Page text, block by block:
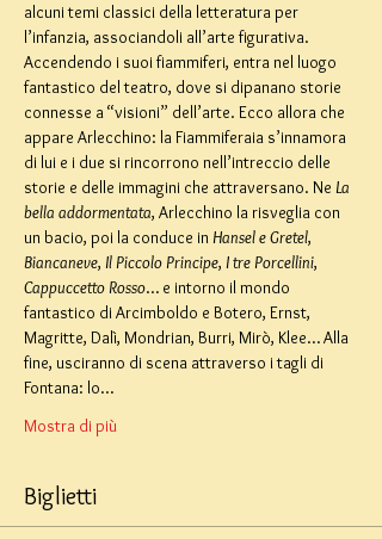
alcuni temi classici della letteratura per
l’infanzia, associandoli all’arte figurativa.
Accendendo i suoi fiammiferi, entra nel luogo
fantastico del teatro, dove si dipanano storie
connesse a “visioni” dell’arte. Ecco allora che
appare Arlecchino: la Fiammiferaia s’innamora
di lui e i due si rincorrono nell’intreccio delle
storie e delle immagini che attraversano. Ne La
bella addormentata, Arlecchino la risveglia con
un bacio, poi la conduce in Hansel e Gretel,
Biancaneve, Il Piccolo Principe, I tre Porcellini,
Cappuccetto Rosso… e intorno il mondo
fantastico di Arcimboldo e Botero, Ernst,
Magritte, Dalì, Mondrian, Burri, Mirò, Klee… Alla
fine, usciranno di scena attraverso i tagli di
Fontana: lo…
Mostra di più
Biglietti